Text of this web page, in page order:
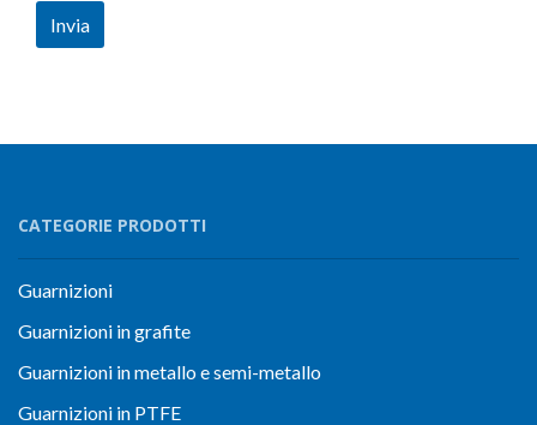
Invia
CATEGORIE PRODOTTI
Guarnizioni
Guarnizioni in grafite
Guarnizioni in metallo e semi-metallo
Guarnizioni in PTFE